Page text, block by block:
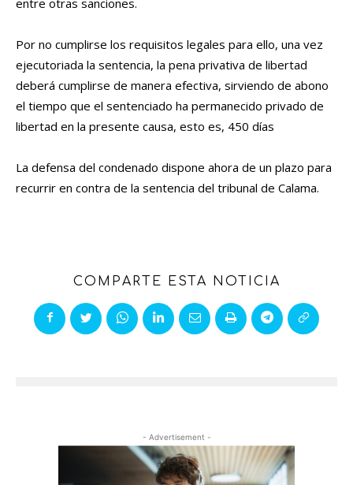
entre otras sanciones.
Por no cumplirse los requisitos legales para ello, una vez
ejecutoriada la sentencia, la pena privativa de libertad
deberá cumplirse de manera efectiva, sirviendo de abono
el tiempo que el sentenciado ha permanecido privado de
libertad en la presente causa, esto es, 450 días
La defensa del condenado dispone ahora de un plazo para
recurrir en contra de la sentencia del tribunal de Calama.
COMPARTE ESTA NOTICIA
- Advertisement -